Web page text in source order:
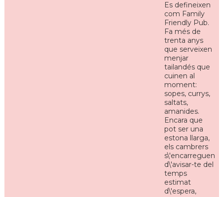
Es defineixen
com Family
Friendly Pub.
Fa més de
trenta anys
que serveixen
menjar
tailandés que
cuinen al
moment:
sopes, currys,
saltats,
amanides.
Encara que
pot ser una
estona llarga,
els cambrers
s\'encarreguen
d\'avisar-te del
temps
estimat
d\'espera,